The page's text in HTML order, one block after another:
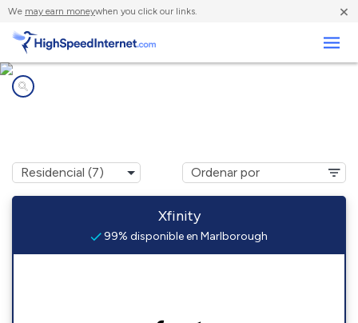
We may earn moneywhen you click our links. ×
Xfinity
99% disponible en Marlborough